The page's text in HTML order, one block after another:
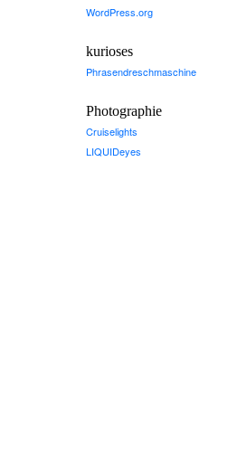
WordPress.org
kurioses
Phrasendreschmaschine
Photographie
Cruiselights
LIQUIDeyes